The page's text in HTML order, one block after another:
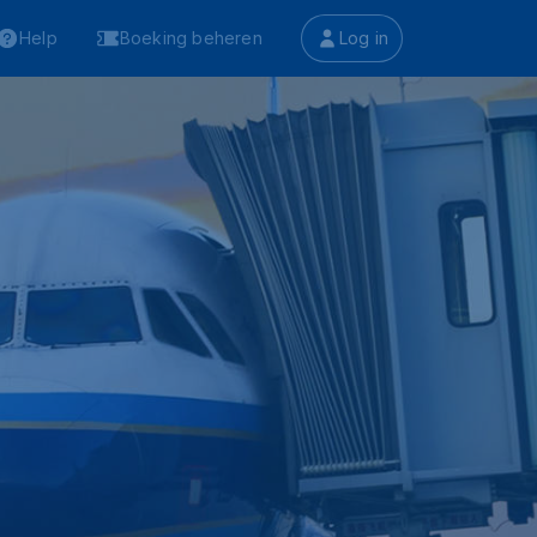
Help Boeking beheren Log in